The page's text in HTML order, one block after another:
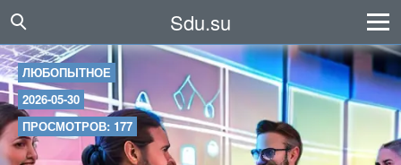
Sdu.su
ЛЮБОПЫТНОЕ
2026-05-30
ПРОСМОТРОВ: 177